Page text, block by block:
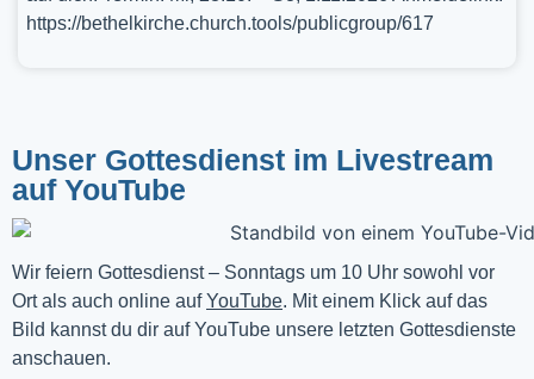
https://bethelkirche.church.tools/publicgroup/617
Unser Gottesdienst im Livestream
auf YouTube
Wir feiern Gottesdienst – Sonntags um 10 Uhr sowohl vor
Ort als auch online auf YouTube. Mit einem Klick auf das
Bild kannst du dir auf YouTube unsere letzten Gottesdienste
anschauen.